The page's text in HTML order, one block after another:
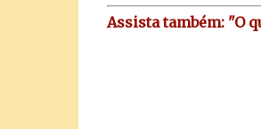
Assista também: "O